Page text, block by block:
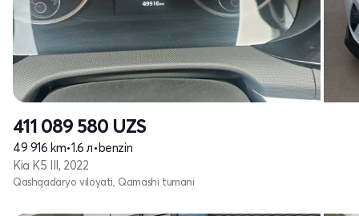
411 089 580 UZS
49 916 km•1.6 л• benzin
Kia K5 III, 2022
Qashqadaryo viloyati, Qamashi tumani